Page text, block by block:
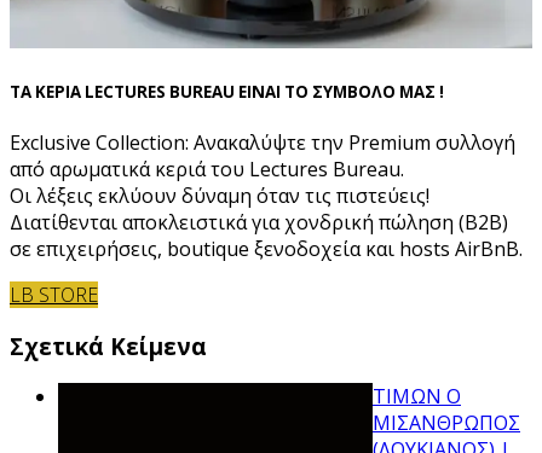
ΤΑ ΚΕΡΙΑ LECTURES BUREAU ΕΙΝΑΙ ΤΟ ΣΥΜΒΟΛΟ ΜΑΣ !
Exclusive Collection: Ανακαλύψτε την Premium συλλογή
από αρωματικά κεριά του Lectures Bureau.
Οι λέξεις εκλύουν δύναμη όταν τις πιστεύεις!
Διατίθενται αποκλειστικά για χονδρική πώληση (B2B)
σε επιχειρήσεις, boutique ξενοδοχεία και hosts AirBnB.
LB STORE
Σχετικά Κείμενα
ΤΙΜΩΝ Ο
ΜΙΣΑΝΘΡΩΠΟΣ